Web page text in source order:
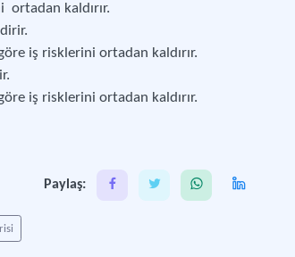
ortadan kaldırır.
iş risklerini ortadan kaldırır.
iş risklerini ortadan kaldırır.
Paylaş: